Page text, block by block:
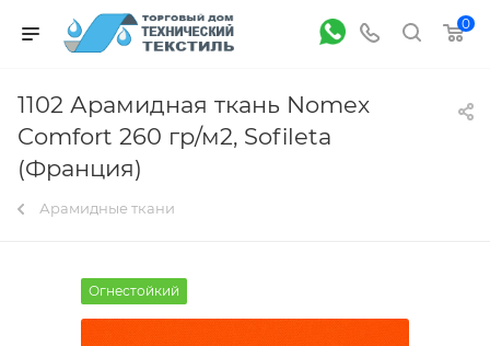
0
1102 Арамидная ткань Nomex
Comfort 260 гр/м2, Sofileta
(Франция)
Арамидные ткани
Огнестойкий